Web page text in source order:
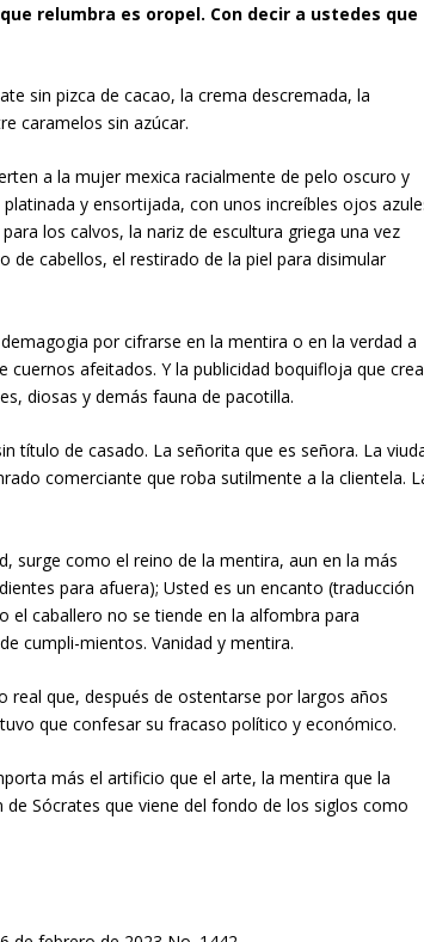
relumbra es oropel. Con decir a ustedes que
sin pizca de cacao, la crema descremada, la
caramelos sin azúcar.
a la mujer mexica racialmente de pelo oscuro y
y ensortijada, con unos increíbles ojos
los calvos, la nariz de escultura griega una vez
cabellos, el restirado de la piel para disimular
por cifrarse en la mentira o en la verdad a
afeitados. Y la publicidad boquifloja que crea
diosas y demás fauna de pacotilla.
título de casado. La señorita que es señora. La
comerciante que roba sutilmente a la clientela.
surge como el reino de la mentira, aun en la más
para afuera); Usted es un encanto (traducción
el caballero no se tiende en la alfombra para
cumpli-mientos. Vanidad y mentira.
real que, después de ostentarse por largos años
que confesar su fracaso político y económico.
más el artificio que el arte, la mentira que la
Sócrates que viene del fondo de los siglos como